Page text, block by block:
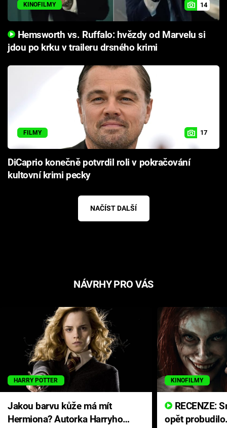
KINOFILMY 14
Hemsworth vs. Ruffalo: hvězdy od Marvelu si
jdou po krku v traileru drsného krimi
FILMY 17
DiCaprio konečně potvrdil roli v pokračování
kultovní krimi pecky
NAČÍST DALŠÍ
NÁVRHY PRO VÁS
HARRY POTTER
Jakou barvu kůže má mít
Hermiona? Autorka Harryho
KINOFILMY
opět